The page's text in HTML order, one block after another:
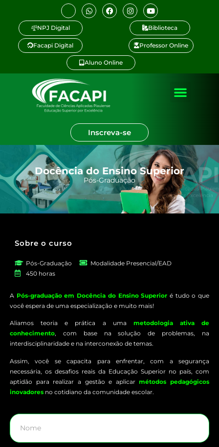
NPJ Digital Biblioteca
Facapi Digital Professor Online
Aluno Online
Inscreva-se
Docência do Ensino Superior
Pós-Graduação
Sobre o curso
Pós-Graduação
Modalidade Presencial/EAD
450 horas
A Pós-graduação em Docência do Ensino Superior é tudo o que
você espera de uma especialização e muito mais!
Aliamos teoria e prática a uma metodologia ativa de
conhecimento, com base na solução de problemas, na
interdisciplinaridade e na interconexão de temas.
Assim, você se capacita para enfrentar, com a segurança
necessária, os desafios reais da Educação Superior no país, com
aptidão para realizar a gestão e aplicarmétodos pedagógicos
inovadores no cotidiano da comunidade escolar.